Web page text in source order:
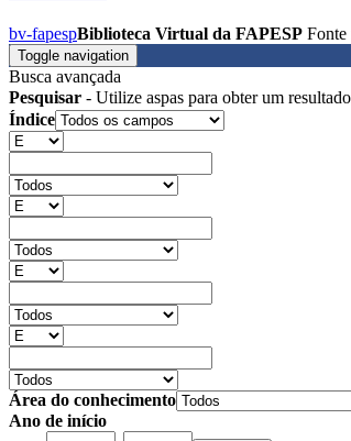
bv-fapespBiblioteca Virtual da FAPESP Fonte
Toggle navigation
Busca avançada
Pesquisar - Utilize aspas para obter um
Índice
Área do conhecimento
Ano de início